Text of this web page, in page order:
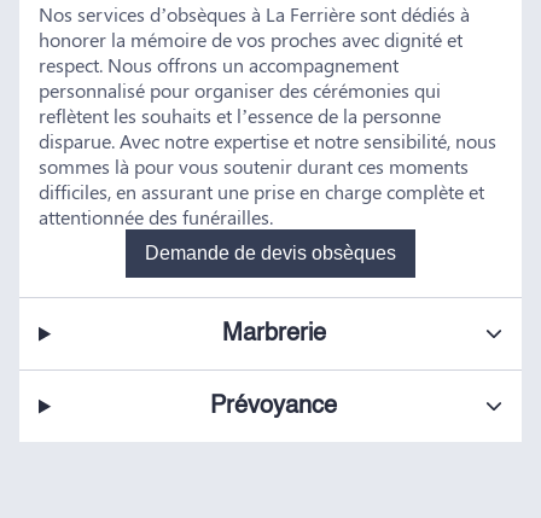
Nos services d’obsèques à La Ferrière sont dédiés à
honorer la mémoire de vos proches avec dignité et
respect. Nous offrons un accompagnement
personnalisé pour organiser des cérémonies qui
reflètent les souhaits et l’essence de la personne
disparue. Avec notre expertise et notre sensibilité, nous
sommes là pour vous soutenir durant ces moments
difficiles, en assurant une prise en charge complète et
attentionnée des funérailles.
Demande de devis obsèques
Marbrerie
Prévoyance